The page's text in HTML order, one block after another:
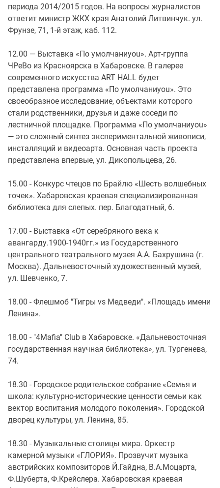
периода 2014/2015 годов. На вопросы журналистов
ответит министр ЖКХ края Анатолий Литвинчук. ул.
Фрунзе, 71, 1-й этаж, каб. 112.
12.00 — Выставка «По умолчаниyou». Арт-группа
ЧРеВо из Красноярска в Хабаровске. В галерее
современного искусства ART HALL будет
представлена программа «По умолчаниyou». Это
своеобразное исследование, объектами которого
стали родственники, друзья и даже соседи по
лестничной площадке. Программа «По умолчаниyou»
— это сложный синтез экспериментальной живописи,
инсталляций и видеоарта. Основная часть проекта
представлена впервые, ул. Дикопольцева, 26.
15.00 - Конкурс чтецов по Брайлю «Шесть волшебных
точек». Хабаровская краевая специализированная
библиотека для слепых. пер. Благодатный, 6.
17.00 - Выставка «От серебряного века к
авангарду.1900-1940гг.» из Государственного
центрального театрального музея А.А. Бахрушина (г.
Москва). Дальневосточный художественный музей,
ул. Шевченко, 7.
18.00 - Флешмоб "Тигры vs Медведи". «Площадь имени
Ленина».
18.00 - "4Mafia" Club в Хабаровске. «Дальневосточная
государственная научная библиотека», ул. Тургенева,
74.
18.30 - Городское родительское собрание «Семья и
школа: культурно-исторические ценности семьи как
вектор воспитания молодого поколения». Городской
дворец культуры, ул. Ленина, 85.
18.30 - Музыкальные столицы мира. Оркестр
камерной музыки «ГЛОРИЯ». Прозвучит музыка
австрийских композиторов Й.Гайдна, В.А.Моцарта,
Ф.Шуберта, Ф.Крейслера. Хабаровская краевая